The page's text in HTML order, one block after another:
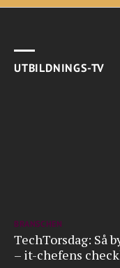
UTBILDNINGS-TV
BRANSCHEN
TechTorsdag: Så
– it-chefens